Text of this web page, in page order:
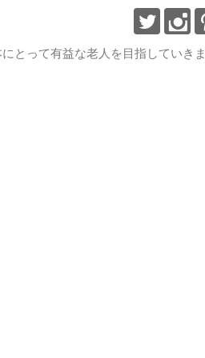
とって有益な老人を目指していきま